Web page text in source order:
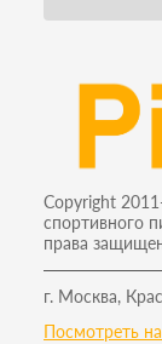
Copyright
спортивного
права
г. Москва,
Посмотреть